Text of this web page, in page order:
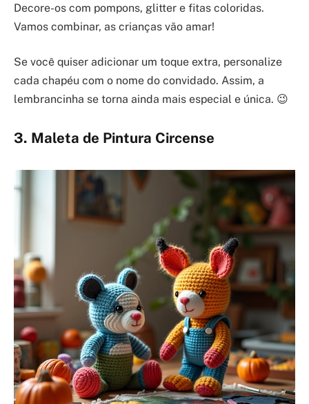
Decore-os com pompons, glitter e fitas coloridas.
Vamos combinar, as crianças vão amar!
Se você quiser adicionar um toque extra, personalize
cada chapéu com o nome do convidado. Assim, a
lembrancinha se torna ainda mais especial e única. 😉
3. Maleta de Pintura Circense